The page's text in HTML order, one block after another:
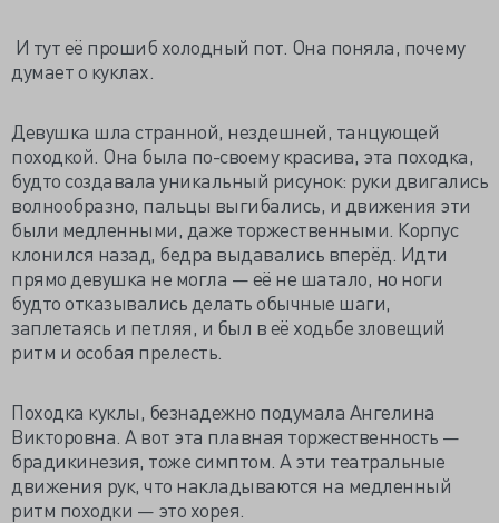
И тут её прошиб холодный пот. Она поняла, почему
думает о куклах.
Девушка шла странной, нездешней, танцующей
походкой. Она была по-своему красива, эта походка,
будто создавала уникальный рисунок: руки двигались
волнообразно, пальцы выгибались, и движения эти
были медленными, даже торжественными. Корпус
клонился назад, бедра выдавались вперёд. Идти
прямо девушка не могла — её не шатало, но ноги
будто отказывались делать обычные шаги,
заплетаясь и петляя, и был в её ходьбе зловещий
ритм и особая прелесть.
Походка куклы, безнадежно подумала Ангелина
Викторовна. А вот эта плавная торжественность —
брадикинезия, тоже симптом. А эти театральные
движения рук, что накладываются на медленный
ритм походки — это хорея.